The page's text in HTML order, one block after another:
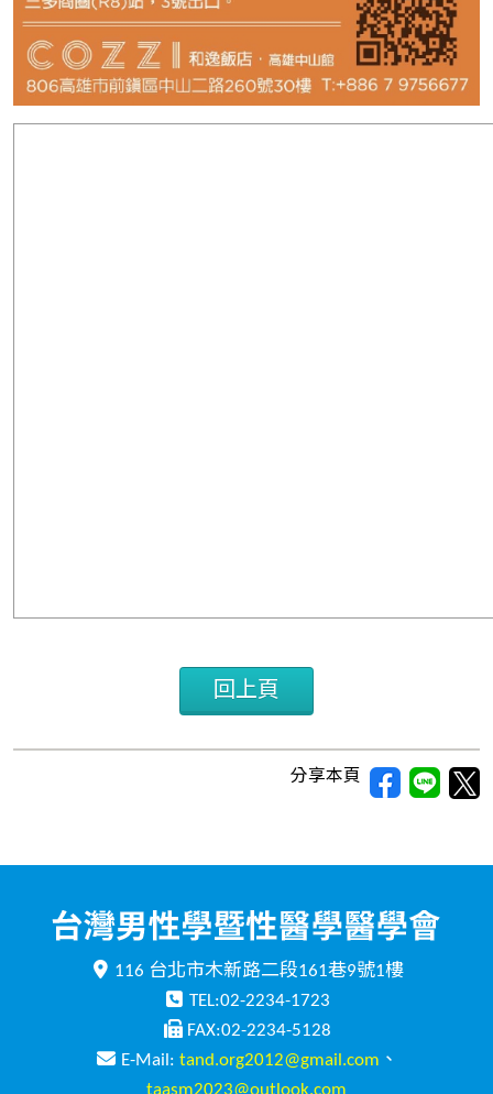
回上頁
分享本頁
116 台北市木新路二段161巷9號1樓
TEL:02-2234-1723
FAX:02-2234-5128
E-Mail: tand.org2012@gmail.com 、